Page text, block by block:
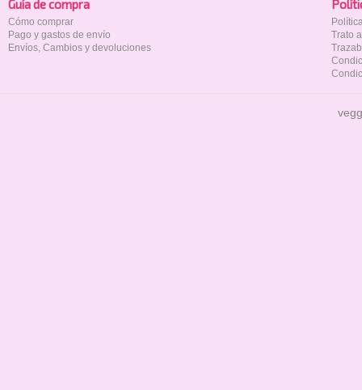
Guía de compra
Cómo comprar
Pago y gastos de envío
Envíos, Cambios y devoluciones
Trato